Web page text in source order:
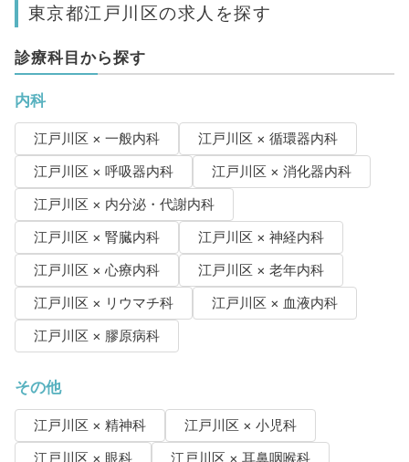
東京都江戸川区の求人を探す
診療科目から探す
内科
江戸川区 × 一般内科
江戸川区 × 循環器内科
江戸川区 × 呼吸器内科
江戸川区 × 消化器内科
江戸川区 × 内分泌・代謝内科
江戸川区 × 腎臓内科
江戸川区 × 神経内科
江戸川区 × 心療内科
江戸川区 × 老年内科
江戸川区 × リウマチ科
江戸川区 × 血液内科
江戸川区 × 膠原病科
その他
江戸川区 × 精神科
江戸川区 × 小児科
江戸川区 × 眼科
江戸川区 × 耳鼻咽喉科